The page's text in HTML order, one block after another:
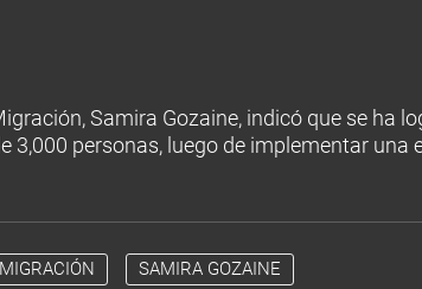
Samira Gozaine, indicó que se ha
3,000 personas, luego de implementar
MIGRACIÓN SAMIRA GOZAINE